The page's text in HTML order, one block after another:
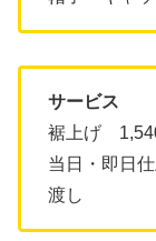
サービス
裾上げ
当日・即日
渡し